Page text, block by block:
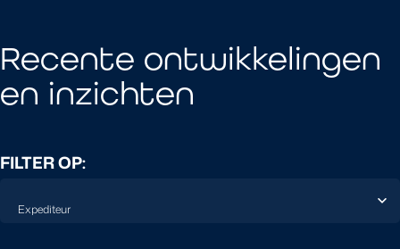
Recente ontwikkelingen
en inzichten
FILTER OP: